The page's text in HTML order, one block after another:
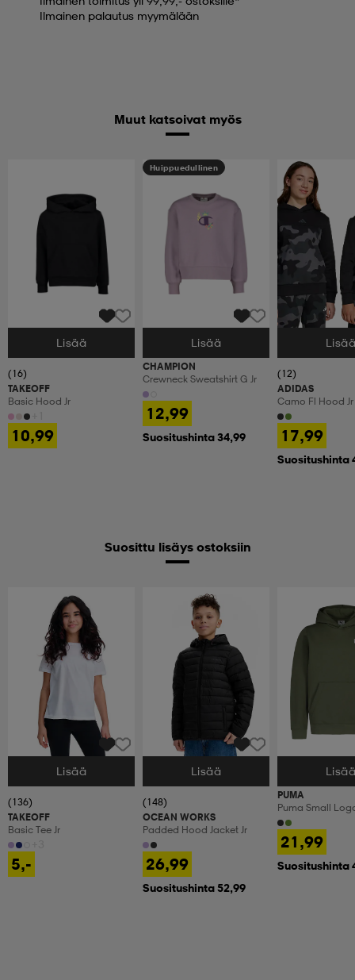
Ilmainen palautus myymälään
Muut katsoivat myös
Valitse Koko
Lisää
(16)
TAKEOFF
Basic Hood Jr
10,99
Huippuedullinen
Valitse Koko
Lisää
CHAMPION
Crewneck Sweatshirt G Jr
12,99
Suositushinta 34,99
Valitse Koko
(12)
ADIDAS
Camo Fl Hood Jr
17,99
Suositushinta
Suosittu lisäys ostoksiin
Valitse Koko
Lisää
(136)
TAKEOFF
Basic Tee Jr
5,-
Valitse Koko
Lisää
(148)
OCEAN WORKS
Padded Hood Jacket Jr
26,99
Suositushinta 52,99
Valitse Koko
PUMA
Puma Small
Fl Jr
21,99
Suositushinta